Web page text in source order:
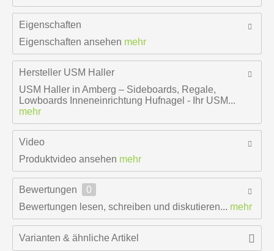
Eigenschaften
Eigenschaften ansehen mehr
Hersteller USM Haller
USM Haller in Amberg – Sideboards, Regale,
Lowboards Inneneinrichtung Hufnagel - Ihr USM...
mehr
Video
Produktvideo ansehen mehr
Bewertungen
0
Bewertungen lesen, schreiben und diskutieren... mehr
Varianten & ähnliche Artikel